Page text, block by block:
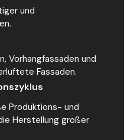
und
Vorhangfassaden und
Fassaden.
Produktions- und
Herstellung großer